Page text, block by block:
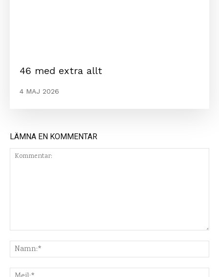
46 med extra allt
4 MAJ 2026
LÄMNA EN KOMMENTAR